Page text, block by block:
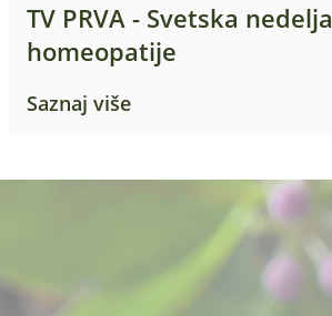
TV PRVA - Svetska nedelja
homeopatije
Saznaj više